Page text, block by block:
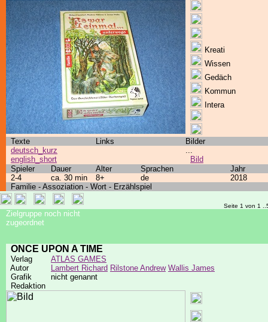
Kreati
Wissen
Gedäch
Kommun
Intera
Texte Links
Bilder
deutsch_kurz
english_short
...
Bild
Spieler
Dauer Alter Sprachen
Jahr
2-4
ca. 30 min 8+ de
2018
Familie - Assoziation - Wort - Erzählspiel
Seite 1 von 1
Zielgruppe noch nicht
zugeordnet
ONCE UPON A TIME
Verlag
ATLAS GAMES
Autor
Lambert Richard Rilstone Andrew Wallis James
Grafik
nicht genannt
Redaktion